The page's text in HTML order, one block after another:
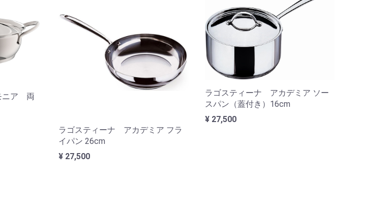
ニア 両
ラゴスティーナ アカデミア フラ
イパン 26cm
¥ 27,500
ラゴスティーナ アカデミア ソー
スパン（蓋付き）16cm
¥ 27,500